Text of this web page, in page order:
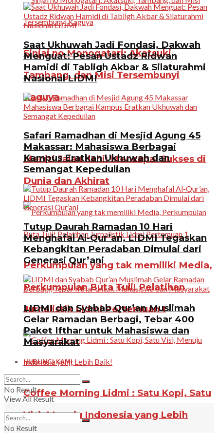
Sinjai no Monogatari: Akatsuki,
Tambang, dan Misi Tersembunyi
Kaguya
Meniti Jalan Ilahi: Mencapai Sukses di
Dunia dan Akhirat
Perkumpulan yang tak memiliki Media,
Perkumpulan Buta Tuli! Pelatihan
Jurnalistik Lidmi Pertemuan 1
Coffee Morning Lidmi : Satu Kopi, Satu
Visi, Menuju Indonesia yang Lebih
Saat Ukhuwah Jadi Fondasi, Dakwah
Menguat: Pesan Ustadz Ridwan
Hamidi di Tabligh Akbar & Silaturahmi
Nasional LIDMI
Safari Ramadhan di Mesjid Agung 45
Makassar: Mahasiswa Berbagai
Kampus Eratkan Ukhuwah dan
Semangat Kepedulian
Tutup Daurah Ramadan 10 Hari
Menghafal Al-Qur’an, LIDMI Tegaskan
Kebangkitan Peradaban Dimulai dari
Generasi Qur’ani
LIDMI dan Syabab Qur’an Muslimah
Gelar Ramadan Berbagi, Tebar 400
Paket Ifthar untuk Mahasiswa dan
Masyarakat
HUBUNGI KAMI
No Result
View All Result
No Result